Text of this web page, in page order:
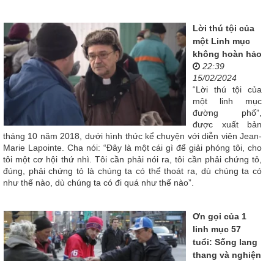
Lời thú tội của
một Linh mục
không hoàn hảo
22:39
15/02/2024
“Lời thú tội của
một linh mục
đường phố”,
được xuất bản
tháng 10 năm 2018, dưới hình thức kể chuyện với diễn viên Jean-
Marie Lapointe. Cha nói: “Đây là một cái gì để giải phóng tôi, cho
tôi một cơ hội thứ nhì. Tôi cần phải nói ra, tôi cần phải chứng tỏ,
đúng, phải chứng tỏ là chúng ta có thể thoát ra, dù chúng ta có
như thế nào, dù chúng ta có đi quá như thế nào”.
Ơn gọi của 1
linh mục 57
tuổi: Sống lang
thang và nghiện